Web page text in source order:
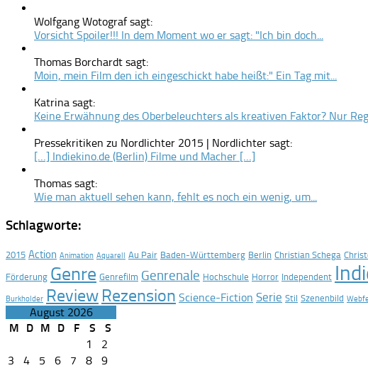
Wolfgang Wotograf sagt:
Vorsicht Spoiler!!! In dem Moment wo er sagt: "Ich bin doch...
Thomas Borchardt sagt:
Moin, mein Film den ich eingeschickt habe heißt:" Ein Tag mit...
Katrina sagt:
Keine Erwähnung des Oberbeleuchters als kreativen Faktor? Nur
Pressekritiken zu Nordlichter 2015 | Nordlichter sagt:
[…] Indiekino.de (Berlin) Filme und Macher […]
Thomas sagt:
Wie man aktuell sehen kann, fehlt es noch ein wenig, um...
Schlagworte:
2015 Action Animation Aquarell Au Pair Baden-Württemberg Berlin Christian Schega
Förderung Genre Genrefilm Genrenale Hochschule Horror Independent
Burkholder Review Rezension Science-Fiction Serie Stil Szenenbild
August 2026
M
D M D F S
S
1
2
3
4 5 6 7 8
9